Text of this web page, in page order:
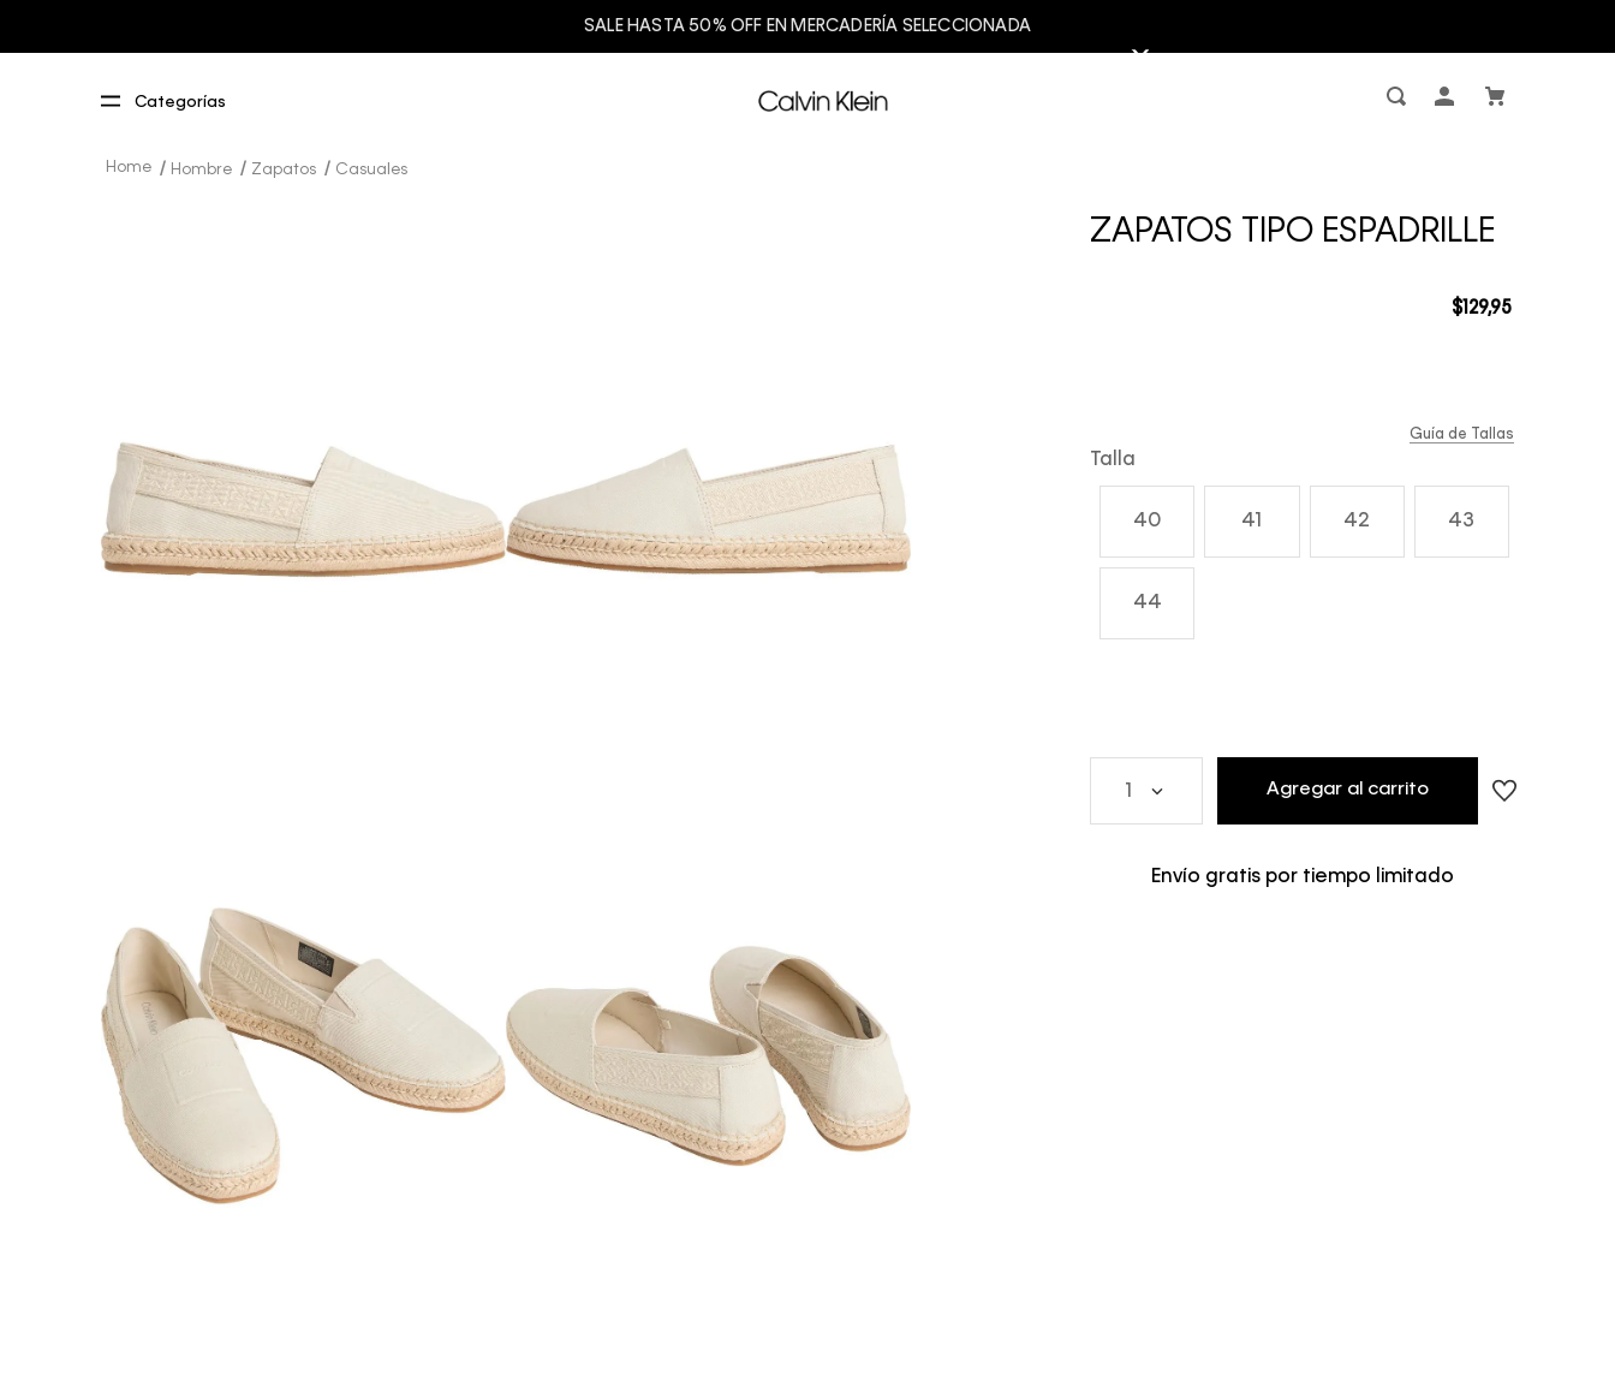
SALE HASTA 50% OFF EN MERCADERÍA SELECCIONADA
Hombre Zapatos Casuales
ZAPATOS TIPO ESPADRILLE
$129,95
Talla
40 41 42 43
44
Guía de Tallas
Agregar al carrito
Envío gratis por tiempo limitado